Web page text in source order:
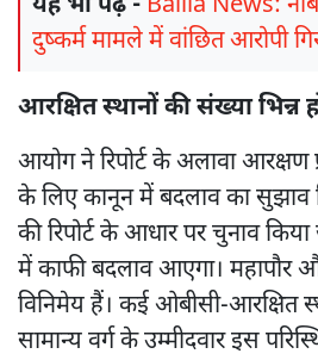
दुष्कर्म मामले में वांछित आरोपी
आरक्षित स्थानों की संख्या भिन्न
आयोग ने रिपोर्ट के अलावा आरक्षण
के लिए कानून में बदलाव का सुझाव
की रिपोर्ट के आधार पर चुनाव
में काफी बदलाव आएगा। महापौर
विनिमेय हैं। कई ओबीसी-आरक्षित
सामान्य वर्ग के उम्मीदवार इस